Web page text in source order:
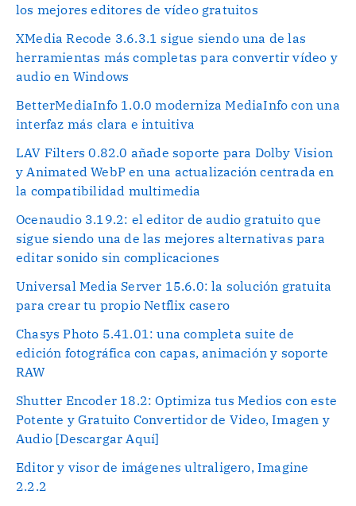
los mejores editores de vídeo gratuitos
XMedia Recode 3.6.3.1 sigue siendo una de las
herramientas más completas para convertir vídeo y
audio en Windows
BetterMediaInfo 1.0.0 moderniza MediaInfo con una
interfaz más clara e intuitiva
LAV Filters 0.82.0 añade soporte para Dolby Vision
y Animated WebP en una actualización centrada en
la compatibilidad multimedia
Ocenaudio 3.19.2: el editor de audio gratuito que
sigue siendo una de las mejores alternativas para
editar sonido sin complicaciones
Universal Media Server 15.6.0: la solución gratuita
para crear tu propio Netflix casero
Chasys Photo 5.41.01: una completa suite de
edición fotográfica con capas, animación y soporte
RAW
Shutter Encoder 18.2: Optimiza tus Medios con este
Potente y Gratuito Convertidor de Video, Imagen y
Audio [Descargar Aquí]
Editor y visor de imágenes ultraligero, Imagine
2.2.2